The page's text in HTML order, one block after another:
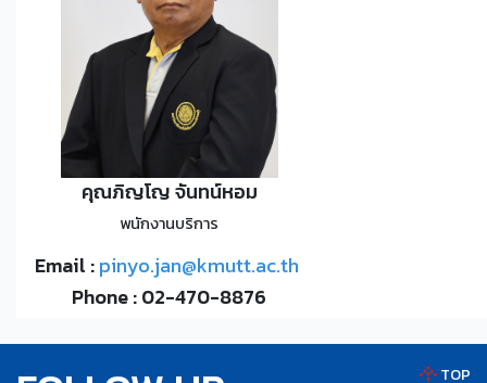
คุณภิญโญ จันทน์หอม
พนักงานบริการ
Email :pinyo.jan@kmutt.ac.th
Phone : 02-470-8876
TOP